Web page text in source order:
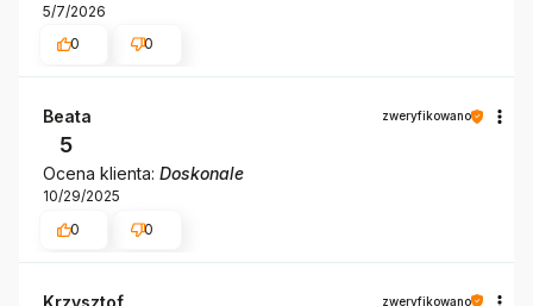
5/7/2026
0
0
Beata zweryfikowano
5
Ocena klienta: Doskonale
10/29/2025
0
0
Krzysztof zweryfikowano